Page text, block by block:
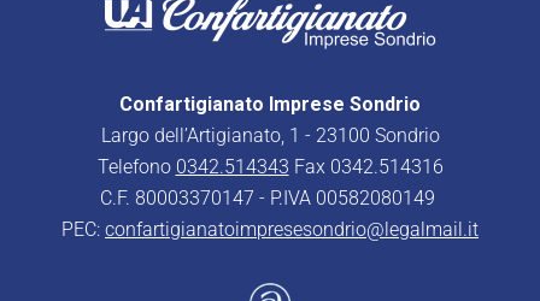
Confartigianato Imprese Sondrio
Largo dell’Artigianato, 1 - 23100 Sondrio
Telefono 0342.514343 Fax 0342.514316
C.F. 80003370147 - P.IVA 00582080149
PEC: confartigianatoimpresesondrio@legalmail.it